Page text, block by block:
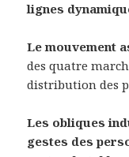
lignes
Le mouvement
des quatre
distribution des
Les obliques
gestes des